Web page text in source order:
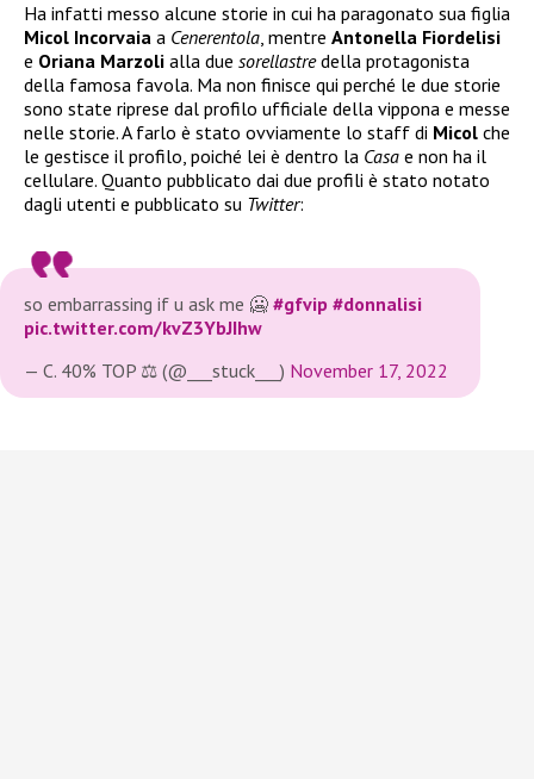
Ha infatti messo alcune storie in cui ha paragonato sua figlia
Micol Incorvaia a Cenerentola, mentre Antonella Fiordelisi
e Oriana Marzoli alla due sorellastredella protagonista
della famosa favola. Ma non finisce qui perché le due storie
sono state riprese dal profilo ufficiale della vippona e messe
nelle storie. A farlo è stato ovviamente lo staff di Micol che
le gestisce il profilo, poiché lei è dentro la Casa e non ha il
cellulare. Quanto pubblicato dai due profili è stato notato
dagli utenti e pubblicato su Twitter:
so embarrassing if u ask me 🥶 #gfvip #donnalisi
pic.twitter.com/kvZ3YbJIhw
— C. 40% TOP ⚖️ (@___stuck___) November 17, 2022